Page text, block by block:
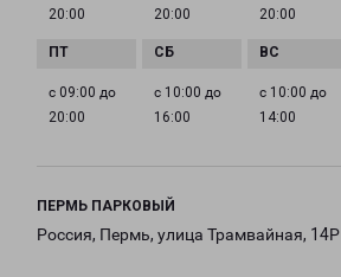
20:00
20:00
20:00
с 09:00 до
20:00
с 10:00 до
16:00
с 10:00 до
14:00
ПЕРМЬ ПАРКОВЫЙ
Россия, Пермь, улица Трамвайная, 14Р